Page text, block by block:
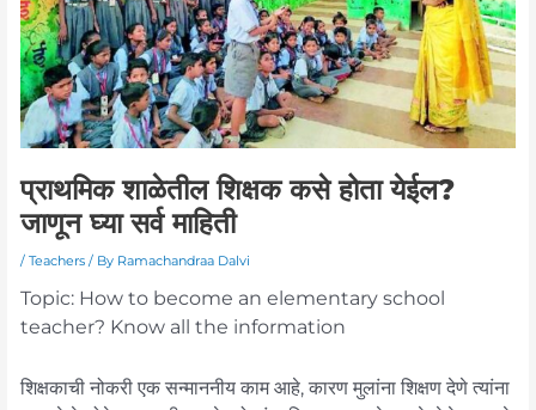
प्राथमिक शाळेतील शिक्षक कसे होता येईल?
जाणून घ्या सर्व माहिती
/ Teachers/ By Ramachandraa Dalvi
Topic: How to become an elementary school
teacher? Know all the information
शिक्षकाची नोकरी एक सन्माननीय काम आहे, कारण मुलांना शिक्षण देणे त्यांना